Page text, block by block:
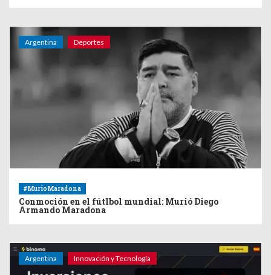
Argentina Deportes
#MurioMaradona
Conmoción en el fútlbol mundial: Murió Diego
Armando Maradona
Argentina Innovación y Tecnología